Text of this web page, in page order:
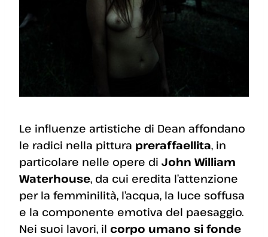
Le influenze artistiche di Dean affondano
le radici nella pittura preraffaellita, in
particolare nelle opere di John William
Waterhouse, da cui eredita l’attenzione
per la femminilità, l’acqua, la luce soffusa
e la componente emotiva del paesaggio.
Nei suoi lavori, il corpo umano si fonde